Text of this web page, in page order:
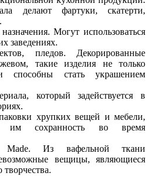
делают фартуки, скатерти,
Могут использоваться
заведениях.
пледов. Декорированные
такие изделия не только
стать украшением
который задействуется в
хрупких вещей и мебели,
им сохранность во время
Made. Из вафельной ткани
вещицы, являющиеся
творчества.